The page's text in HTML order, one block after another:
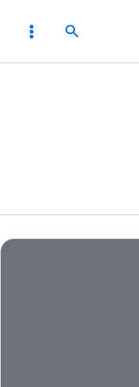
חיפוש